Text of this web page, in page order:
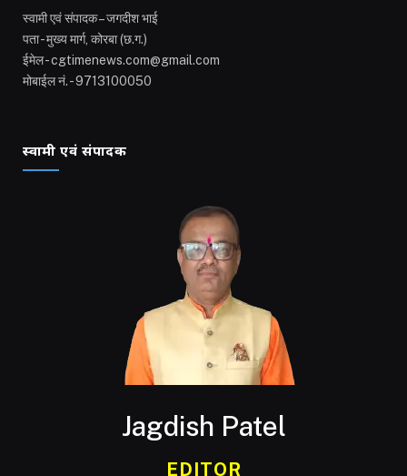
स्वामी एवं संपादक – जगदीश भाई
पता - मुख्य मार्ग, कोरबा (छ.ग.)
ईमेल - cgtimenews.com@gmail.com
मोबाईल नं. - 9713100050
स्वामी एवं संपादक
Jagdish Patel
EDITOR